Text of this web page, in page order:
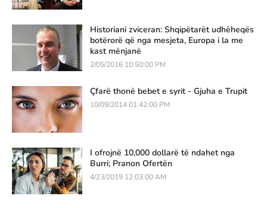
Historiani zviceran: Shqipëtarët udhëheqës
botërorë që nga mesjeta, Europa i la me
kast mënjanë
2/05/2016 10:50:00 PM
Çfarë thonë bebet e syrit - Gjuha e Trupit
10/09/2014 01:42:00 PM
I ofrojnë 10,000 dollarë të ndahet nga
Burri; Pranon Ofertën
4/23/2019 12:03:00 AM